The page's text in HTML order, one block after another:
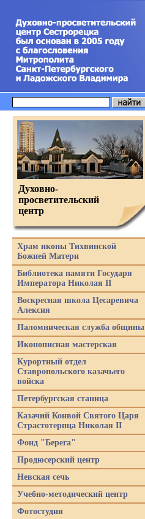
Духовно-
просветительский
центр
Храм иконы Тихвинской
Божией Матери
Библиотека памяти Государя
Императора Николая II
Воскресная школа Цесаревича
Алексия
Паломническая служба общины
Иконописная мастерская
Курортный отдел
Ставропольского казачьего
войска
Петербургская станица
Казачий Конвой Святого Царя
Страстотерпца Николая II
Фонд "Берега"
Продюсерский центр
Невская сечь
Учебно-методический центр
Фотостудия